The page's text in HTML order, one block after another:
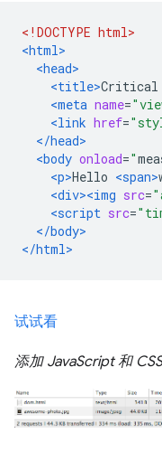
<!DOCTYPE html>
<html>
<head>
<title>Critical
<meta name=
<link href=
</head>
<body onload="
<p>Hello <span>
<div><img src=
<script src=
</body>
</html>
试试看
添加 JavaScript 和